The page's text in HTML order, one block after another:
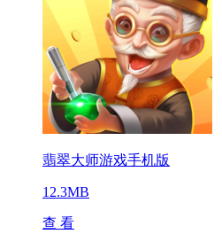
翡翠大师游戏手机版
12.3MB
查 看